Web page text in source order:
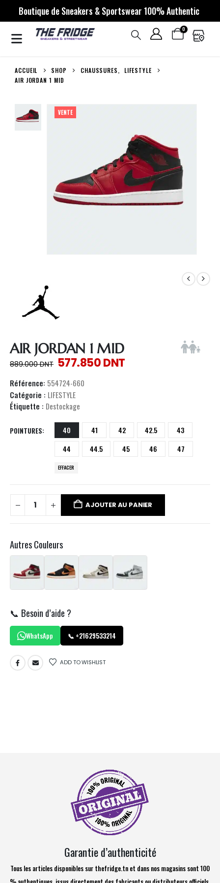
Boutique de Sneakers & Sportswear 100% Authentic
0
ACCUEIL SHOP CHAUSSURES,
LIFESTYLE
AIR JORDAN 1 MID
VENTE
AIR JORDAN 1 MID
889.000DNT 577.850DNT
Référence: 554724-660
Catégorie : LIFESTYLE
Étiquette : Destockage
POINTURES 40 41 42 42.5
43
44
44.5 45 46 47
EFFACER
AJOUTER AU PANIER
Autres Couleurs
📞 Besoin d’aide ?
WhatsApp 📞 +21629533214
ADD TO WISHLIST
Garantie d’authenticité
Tous les articles disponibles sur thefridge.tn et dans nos magasins sont 100